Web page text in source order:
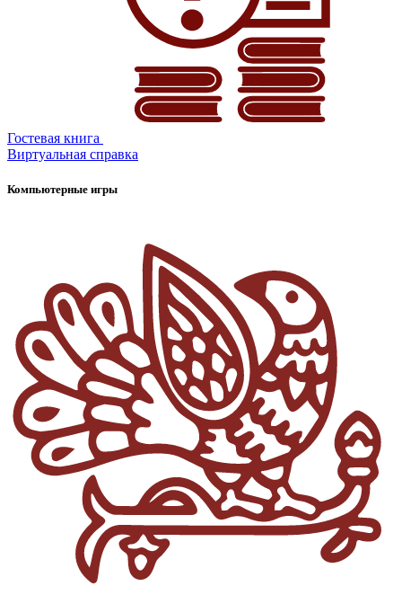
Гостевая книга
Виртуальная справка
Компьютерные игры